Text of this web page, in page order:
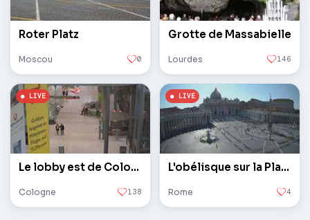
Roter Platz
Moscou 0
Grotte de Massabielle
Lourdes 146
Le lobby est de Cologne / Bonn
Cologne 138
L'obélisque sur la Place Saint-Pierre au Vatican
Rome 4